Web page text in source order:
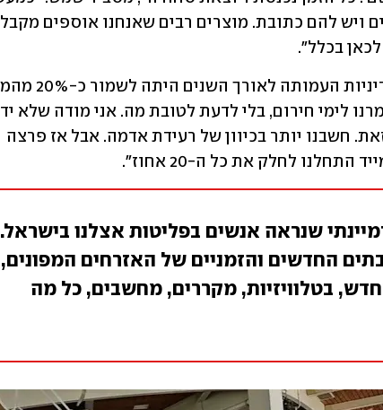
בכלל".
לחלק את כל ה-20 אחוז".
שנראה אנשים בפליטות אצלנו בישראל.
החדשים והזמניים של האזרחים המפונים,
בטלוויזיות, מקררים, מחשבים, כל מה